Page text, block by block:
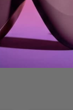
lo han probado